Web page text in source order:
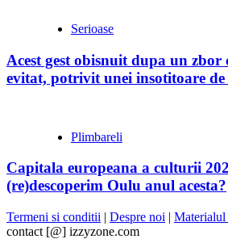
Serioase
Acest gest obisnuit dupa un
evitat, potrivit unei insotitoare
Plimbareli
Capitala europeana a culturii
(re)descoperim Oulu anul acesta?
Termeni si conditii | Despre noi | Materialul
contact [@] izzyzone.com